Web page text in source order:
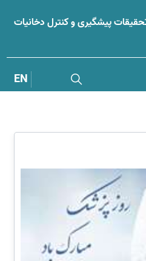
پیشگیری و کنترل دخانیات
EN